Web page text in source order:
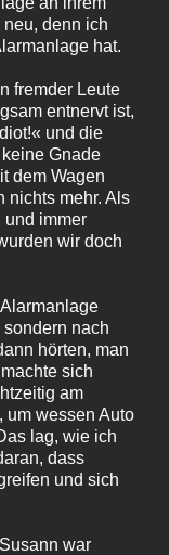
denn ich
hat.
fremder Leute
entnervt ist,
und die
Gnade
dem Wagen
nichts mehr. Als
und immer
wir doch
nach
hörten, man
sich
am
um wessen Auto
lag, wie ich
dass
und sich
war